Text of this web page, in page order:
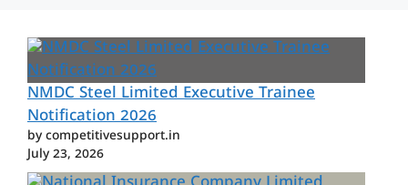
NMDC Steel Limited Executive Trainee
Notification 2026
by competitivesupport.in
July 23, 2026